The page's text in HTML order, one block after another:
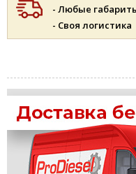
- Любые
- Своя логистика